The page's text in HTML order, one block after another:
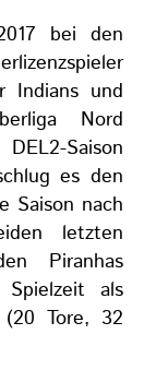
bei den
Indians und
Nord
Saison
es den
Saison nach
letzten
Piranhas
als
Tore, 32